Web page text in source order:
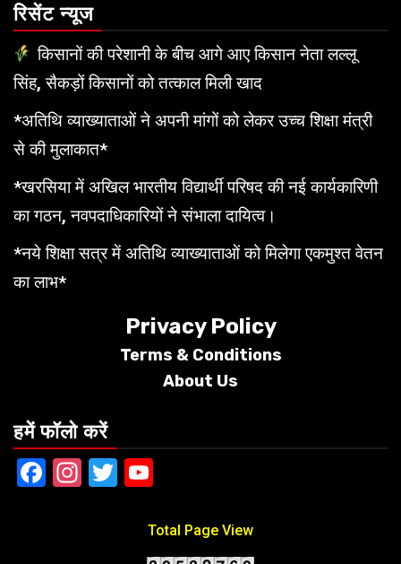
रिसेंट न्यूज
किसानों की परेशानी के बीच आगे आए किसान नेता लल्लू
सिंह, सैकड़ों किसानों को तत्काल मिली खाद
*अतिथि व्याख्याताओं ने अपनी मांगों को लेकर उच्च शिक्षा मंत्री
से की मुलाकात*
*खरसिया में अखिल भारतीय विद्यार्थी परिषद की नई कार्यकारिणी
का गठन, नवपदाधिकारियों ने संभाला दायित्व।
*नये शिक्षा सत्र में अतिथि व्याख्याताओं को मिलेगा एकमुश्त वेतन
का लाभ*
Privacy Policy
Terms & Conditions
About Us
हमें फॉलो करें
Facebook
Instagram
Twitter
Total Page View